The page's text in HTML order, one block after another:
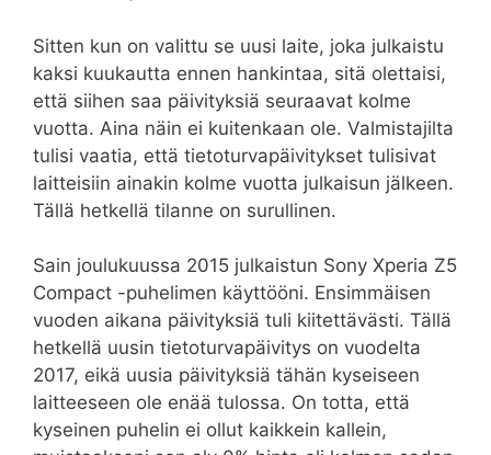
Sitten kun on valittu se uusi laite, joka julkaistu
kaksi kuukautta ennen hankintaa, sitä olettaisi,
että siihen saa päivityksiä seuraavat kolme
vuotta. Aina näin ei kuitenkaan ole. Valmistajilta
tulisi vaatia, että tietoturvapäivitykset tulisivat
laitteisiin ainakin kolme vuotta julkaisun jälkeen.
Tällä hetkellä tilanne on surullinen.
Sain joulukuussa 2015 julkaistun Sony Xperia Z5
Compact -puhelimen käyttööni. Ensimmäisen
vuoden aikana päivityksiä tuli kiitettävästi. Tällä
hetkellä uusin tietoturvapäivitys on vuodelta
2017, eikä uusia päivityksiä tähän kyseiseen
laitteeseen ole enää tulossa. On totta, että
kyseinen puhelin ei ollut kaikkein kallein,